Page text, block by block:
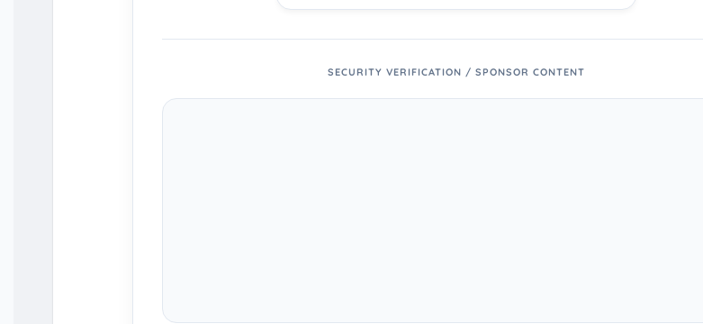
SECURITY VERIFICATION / SPONSOR CONTENT